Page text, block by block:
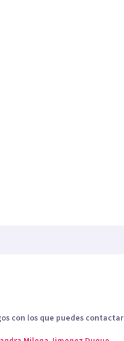
con los que puedes contactar